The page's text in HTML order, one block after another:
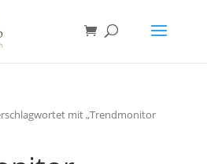
mit „Trendmonitor